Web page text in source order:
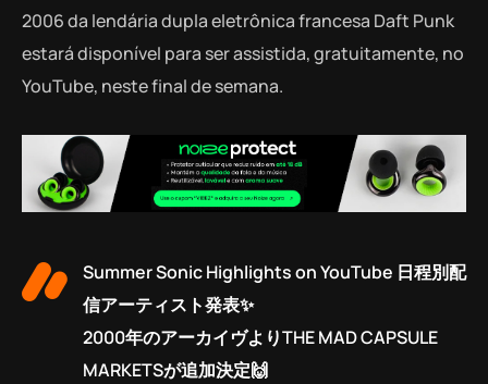
2006 da lendária dupla eletrônica francesa Daft Punk
estará disponível para ser assistida, gratuitamente, no
YouTube, neste final de semana.
Summer Sonic Highlights on YouTube 日程別配
信アーティスト発表✨
2000年のアーカイヴよりTHE MAD CAPSULE
MARKETSが追加決定🙌